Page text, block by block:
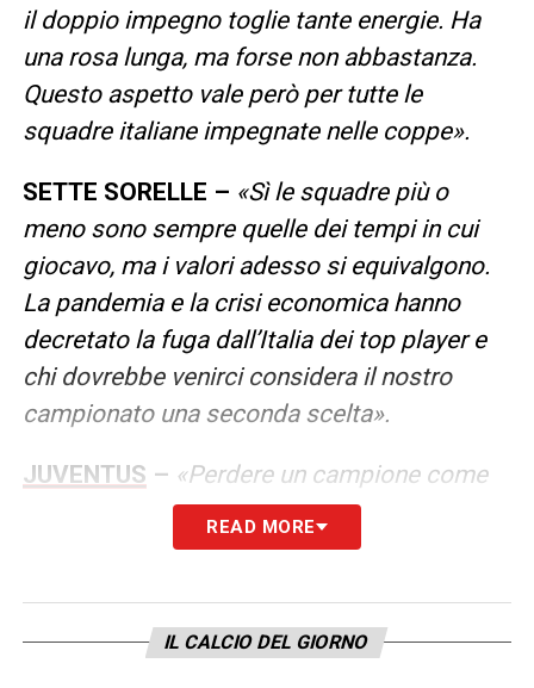
il doppio impegno toglie tante energie. Ha
una rosa lunga, ma forse non abbastanza.
Questo aspetto vale però per tutte le
squadre italiane impegnate nelle coppe».
SETTE SORELLE – «Sì le squadre più o
meno sono sempre quelle dei tempi in cui
giocavo, ma i valori adesso si equivalgono.
La pandemia e la crisi economica hanno
decretato la fuga dall’Italia dei top player e
chi dovrebbe venirci considera il nostro
campionato una seconda scelta».
JUVENTUS – «Perdere un campione come
Ronaldo è un brutto colpo. Quando ce l’hai
sembra che sia un peso, poi ti accorgi che le
vanno divise, il cambiamento e
l’adeguamento non sono automatici».
READ MORE
IL CALCIO DEL GIORNO